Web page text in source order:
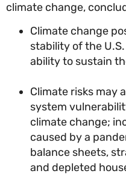
climate change,
Climate
stability of the
ability to
Climate risks
system
climate
caused by a
balance
and depleted